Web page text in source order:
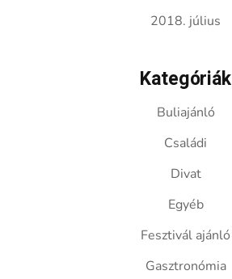
2018. július
Kategóriák
Buliajánló
Családi
Divat
Egyéb
Fesztivál ajánló
Gasztronómia